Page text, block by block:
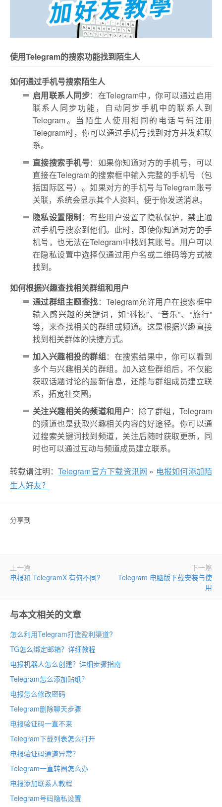
使用Telegram的搜索功能找到陌生人
如何通过手机号搜索陌生人
启用联系人同步：在Telegram中，你可以通过启用
联系人同步功能，自动同步手机中的联系人到
Telegram。当陌生人使用相同的电话号码注册
Telegram时，你可以通过手机号找到对方并发起联
系。
直接搜索手机号：如果你知道对方的手机号，可以
直接在Telegram的搜索框中输入完整的手机号（包
括国际区号）。如果对方的手机号与Telegram账号
关联，系统会显示其个人资料，便于你发送消息。
隐私设置限制：有些用户设置了隐私保护，禁止通
过手机号搜索到他们。此时，即使你知道对方的手
机号，也无法在Telegram中找到其账号。用户可以
在隐私设置中选择仅通过用户名或二维码等方式被
找到。
如何根据兴趣查找相关群组和用户
通过群组主题查找：Telegram允许用户在搜索框中
输入感兴趣的关键词，如“科技”、“音乐”、“旅行”
等，来查找相关的群组或频道。这是根据兴趣直接
找到相关群体的快捷方式。
加入兴趣相投的群组：在搜索结果中，你可以看到
多个与兴趣相关的群组。加入这些群组后，不仅能
获取话题讨论的最新信息，还能与群组成员建立联
系，拓宽社交圈。
关注兴趣相关的频道和用户：除了群组，Telegram
的频道也是获取兴趣相关内容的好途径。你可以通
过搜索关键词找到频道，关注后随时获取更新，同
时也可以通过互动与频道成员建立联系。
转载请注明：Telegram官方下载资讯网 » 电报如何添加陌
生人好友？
分享到
上一篇
电报和 TelegramX 有何不同?
下一篇
Telegram 电脑版下载安装与使
用
与本文相关的文章
怎么利用Telegram打造盈利渠道?
TG怎么绑定邮箱？详细教程
电报机器人怎么创建？详细步骤指南
Telegram怎么添加贴纸？
电报怎么修改密码
Telegram删除聊天步骤
电报验证码一直不来
Telegram下载列表怎么打开
电报验证码通道异常？
Telegram一直转圈怎么办
电报添加联系人教程
Telegram号码隐私设置